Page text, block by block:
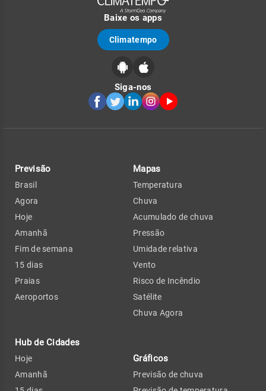
Baixe os apps
Climatempo
Siga-nos
Previsão
Brasil
Agora
Hoje
Amanhã
Fim de semana
15 dias
Praias
Aeroportos
Hub de Cidades
Hoje
Amanhã
Mapas
Temperatura
Chuva
Acumulado de chuva
Pressão
Umidade relativa
Vento
Risco de Incêndio
Satélite
Chuva Agora
Gráficos
Previsão de chuva